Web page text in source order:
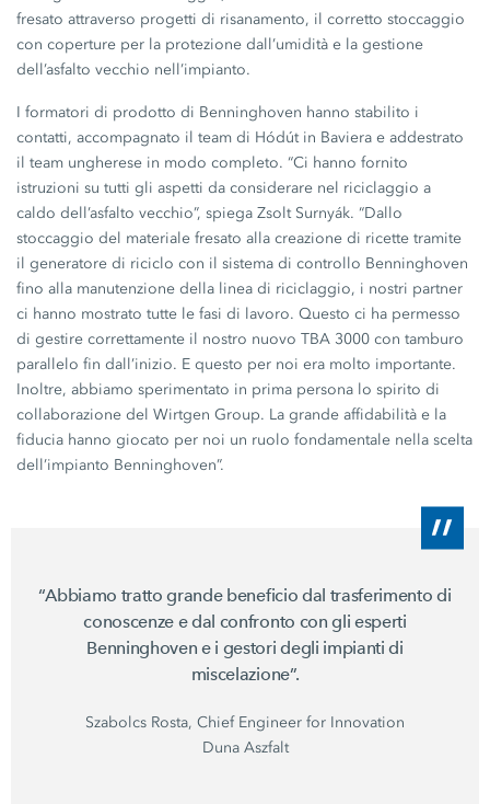
fresato attraverso progetti di risanamento, il corretto stoccaggio
con coperture per la protezione dall’umidità e la gestione
dell’asfalto vecchio nell’impianto.
I formatori di prodotto di Benninghoven hanno stabilito i
contatti, accompagnato il team di Hódút in Baviera e addestrato
il team ungherese in modo completo. “Ci hanno fornito
istruzioni su tutti gli aspetti da considerare nel riciclaggio a
caldo dell’asfalto vecchio”, spiega Zsolt Surnyák. “Dallo
stoccaggio del materiale fresato alla creazione di ricette tramite
il generatore di riciclo con il sistema di controllo Benninghoven
fino alla manutenzione della linea di riciclaggio, i nostri partner
ci hanno mostrato tutte le fasi di lavoro. Questo ci ha permesso
di gestire correttamente il nostro nuovoTBA 3000 con tamburo
parallelo fin dall’inizio. E questo per noi era molto importante.
Inoltre, abbiamo sperimentato in prima persona lo spirito di
collaborazione delWirtgen Group. La grande affidabilità e la
fiducia hanno giocato per noi un ruolo fondamentale nella scelta
dell’impianto Benninghoven”.
“Abbiamo tratto grande beneficio dal trasferimento di
conoscenze e dal confronto con gli esperti
Benninghoven e i gestori degli impianti di
miscelazione”.
Szabolcs Rosta, Chief Engineer for Innovation
Duna Aszfalt